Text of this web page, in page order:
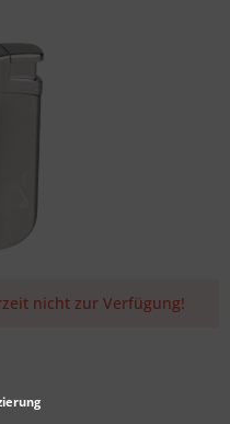
nicht zur Verfügung!